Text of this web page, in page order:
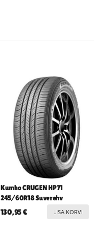
Kumho CRUGEN HP71
245/60R18 Suverehv
130,95€ LISA KORVI